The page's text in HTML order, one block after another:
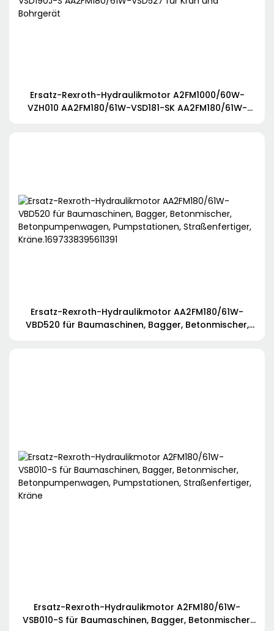
Ersatz-Rexroth-Hydraulikmotor A2FM1000/60W-
VZH010 AA2FM180/61W-VSD181-SK AA2FM180/61W-
Ersatz-Rexroth-Hydraulikmotor AA2FM180/61W-
VBD520 für Baumaschinen, Bagger, Betonmischer,
Ersatz-Rexroth-Hydraulikmotor A2FM180/61W-
VSB010-S für Baumaschinen, Bagger, Betonmischer,